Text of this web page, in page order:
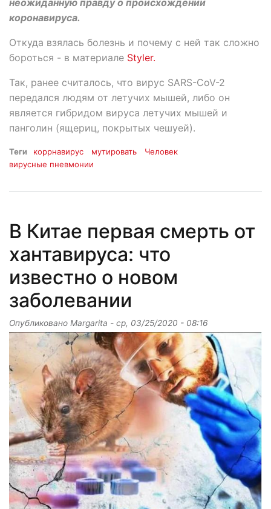
неожиданную правду о происхождении
коронавируса.
Откуда взялась болезнь и почему с ней так сложно
бороться - в материале Styler.
Так, ранее считалось, что вирус SARS-CoV-2
передался людям от летучих мышей, либо он
является гибридом вируса летучих мышей и
панголин (ящериц, покрытых чешуей).
Теги коррнавирус мутировать
Человек
вирусные пневмонии
В Китае первая смерть от
хантавируса: что
известно о новом
заболевании
Опубликовано Margarita - ср, 03/25/2020 - 08:16